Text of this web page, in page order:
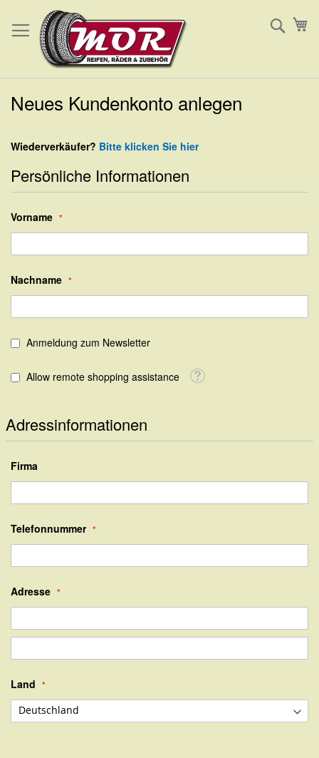
zum
Neues Kundenkonto anlegen
Wiederverkäufer? Bitte klicken Sie hier
Persönliche Informationen
Vorname
Nachname
Anmeldung zum Newsletter
Allow remote shopping assistance Tooltip
Adressinformationen
Firma
Telefonnummer
Adresse
Land